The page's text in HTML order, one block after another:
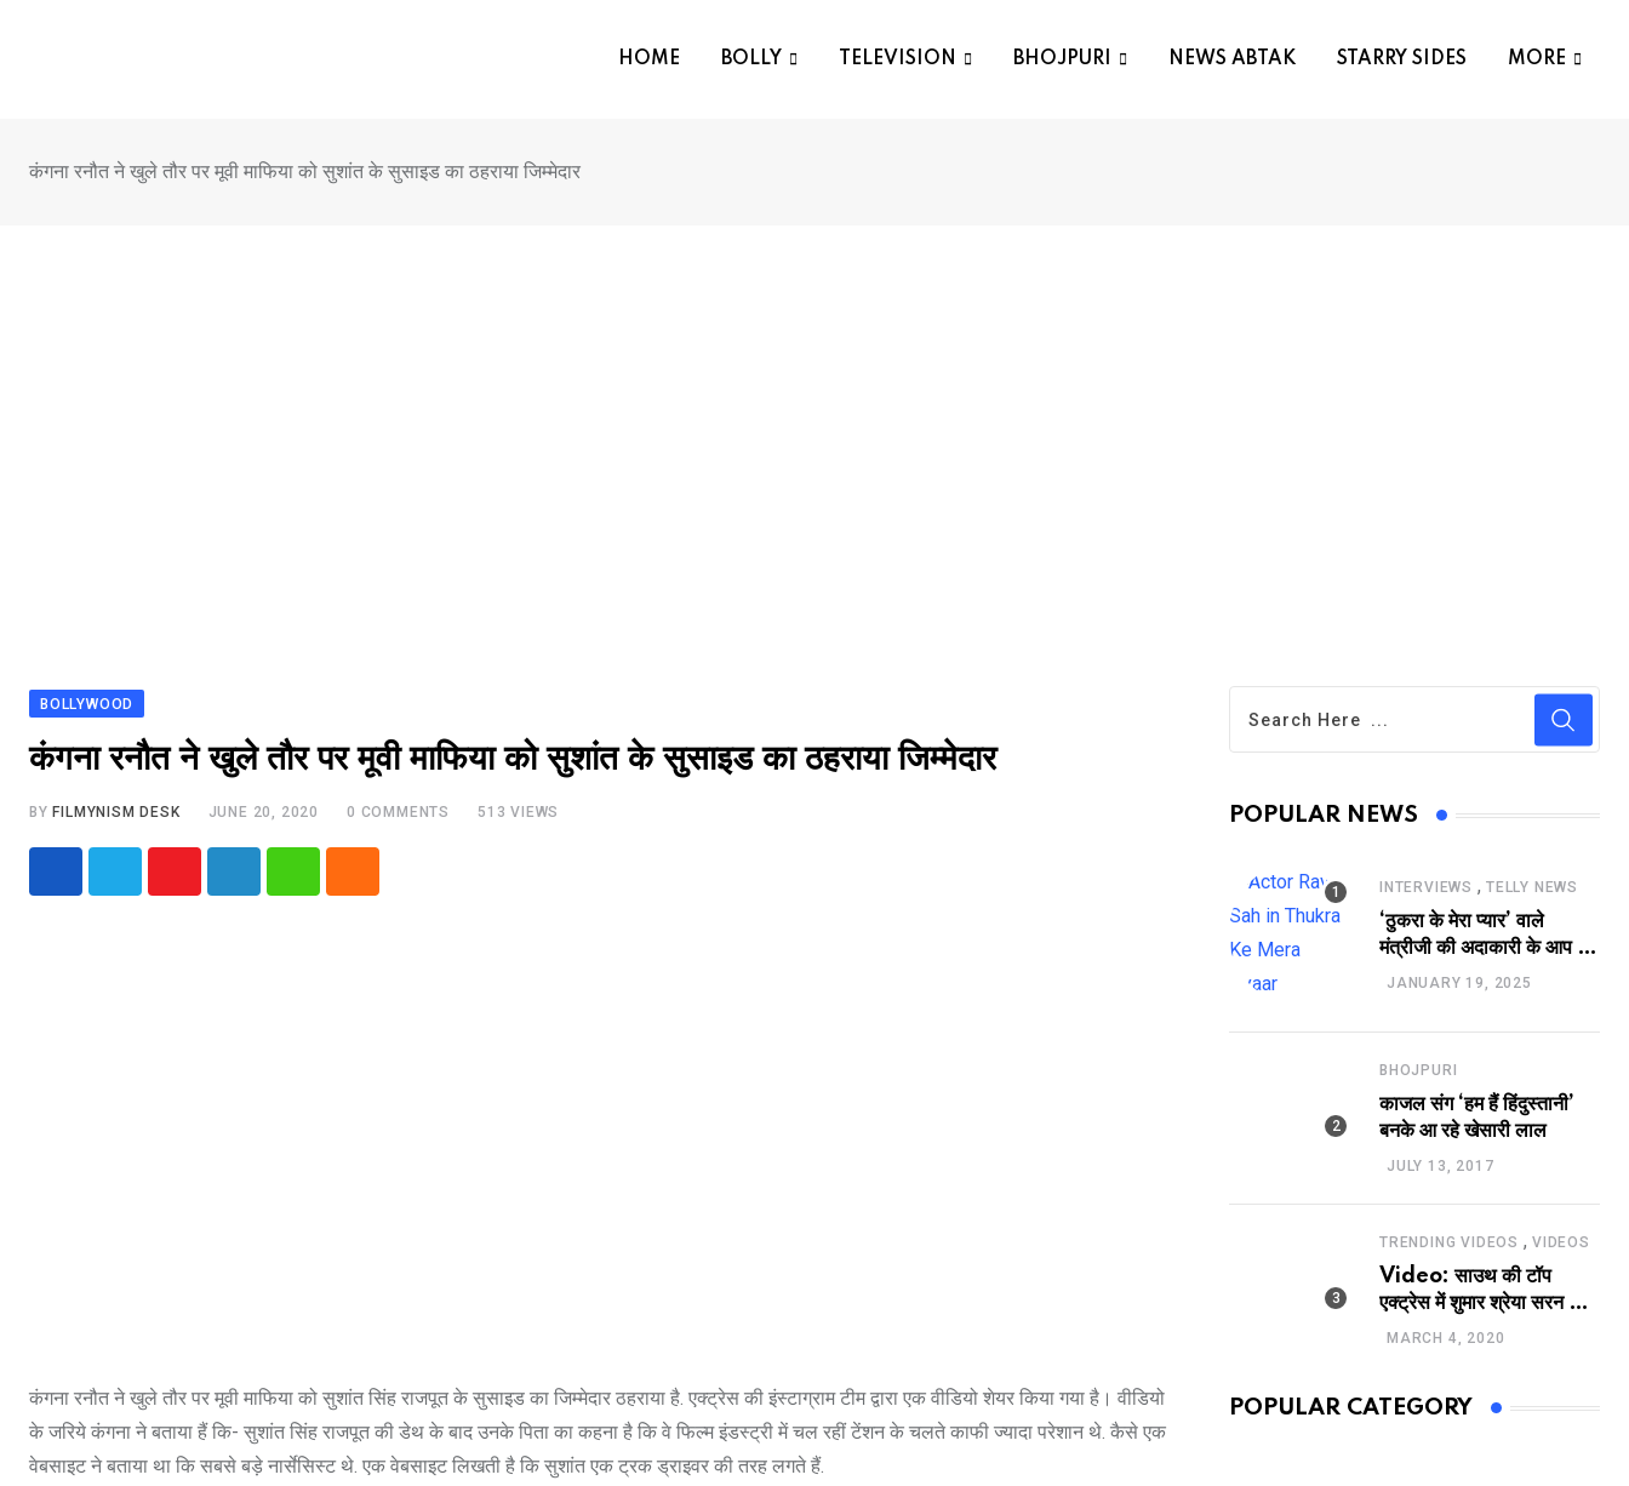
HOME BOLLY TELEVISION BHOJPURI NEWS ABTAK STARRY SIDES MORE
कंगना रनौत ने खुले तौर पर मूवी माफिया को सुशांत के सुसाइड का ठहराया जिम्मेदार
BOLLYWOOD
कंगना रनौत ने खुले तौर पर मूवी माफिया को सुशांत के सुसाइड का ठहराया जिम्मेदार
BY FILMYNISM DESK JUNE 20, 2020 0 COMMENTS 513 VIEWS
Youtube LinkedIn WhatsappCloud
कंगना रनौत ने खुले तौर पर मूवी माफिया को सुशांत सिंह राजपूत के सुसाइड का जिम्मेदार ठहराया है. एक्ट्रेस की इंस्टाग्राम टीम द्वारा एक वीडियो शेयर किया गया है। वीडियो
के जरिये कंगना ने बताया हैं कि- सुशांत सिंह राजपूत की डेथ के बाद उनके पिता का कहना है कि वे फिल्म इंडस्ट्री में चल रहीं टेंशन के चलते काफी ज्यादा परेशान थे. कैसे एक
वेबसाइट ने बताया था कि सबसे बड़े नार्सेसिस्ट थे. एक वेबसाइट लिखती है कि सुशांत एक ट्रक ड्राइवर की तरह लगते हैं.
POPULAR NEWS
INTERVIEWS , TELLY NEWS
‘ठुकरा के मेरा प्यार’ वाले
मंत्रीजी की अदाकारी के आप भी
हो जाएंगे फैन, यकीं न हो तो
भूमिका
JANUARY 19, 2025
BHOJPURI
काजल संग ‘हम हैं हिंदुस्तानी’
बनके आ रहे खेसारी लाल
JULY 13, 2017
TRENDING VIDEOS , VIDEOS
Video: साउथ की टॉप
एक्ट्रेस में शुमार श्रेया सरन का
सेक्सी लिपलॉक
MARCH 4, 2020
POPULAR CATEGORY